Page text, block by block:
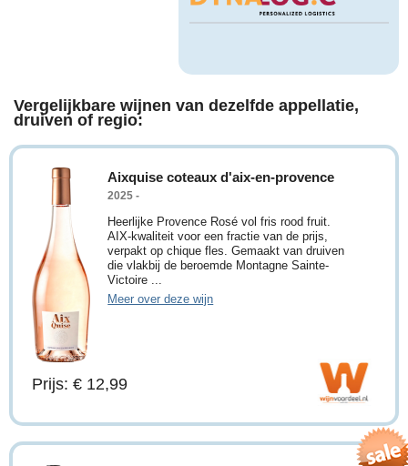
Vergelijkbare wijnen van dezelfde appellatie,
druiven of regio:
Aixquise coteaux d'aix-en-provence
2025 -
Heerlijke Provence Rosé vol fris rood fruit.
AIX-kwaliteit voor een fractie van de prijs,
verpakt op chique fles. Gemaakt van druiven
die vlakbij de beroemde Montagne Sainte-
Victoire ...
Meer over deze wijn
Prijs: € 12,99